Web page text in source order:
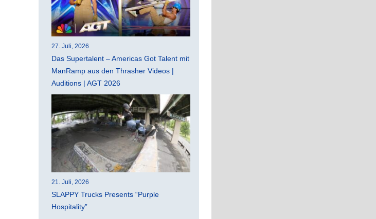
27. Juli, 2026
Das Supertalent – Americas Got Talent mit
ManRamp aus den Thrasher Videos |
Auditions | AGT 2026
21. Juli, 2026
SLAPPY Trucks Presents “Purple
Hospitality”